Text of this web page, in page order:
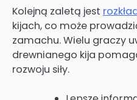
Kolejną zaletą jest
kijach, co może
zamachu. Wielu graczy
drewnianego kija
rozwoju siły.